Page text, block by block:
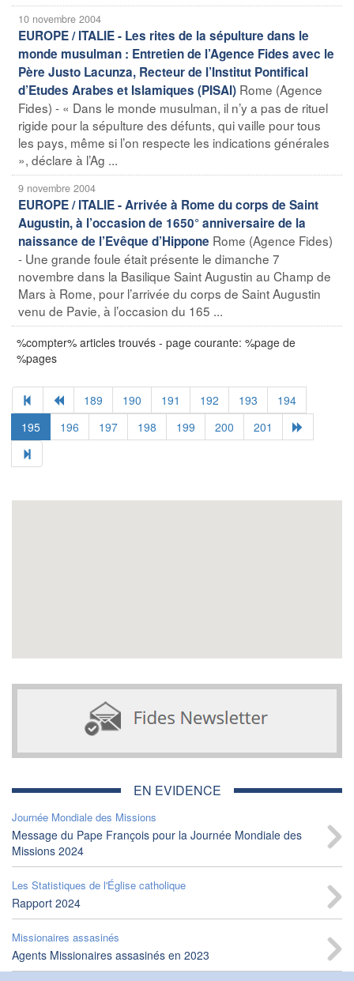
10 novembre 2004
EUROPE / ITALIE - Les rites de la sépulture dans le
monde musulman : Entretien de l’Agence Fides avec le
Père Justo Lacunza, Recteur de l’Institut Pontifical
d’Etudes Arabes et Islamiques (PISAI) Rome (Agence
Fides) - « Dans le monde musulman, il n’y a pas de rituel
rigide pour la sépulture des défunts, qui vaille pour tous
les pays, même si l’on respecte les indications générales
», déclare à l’Ag ...
9 novembre 2004
EUROPE / ITALIE - Arrivée à Rome du corps de Saint
Augustin, à l’occasion de 1650° anniversaire de la
naissance de l’Evêque d’Hippone Rome (Agence Fides)
- Une grande foule était présente le dimanche 7
novembre dans la Basilique Saint Augustin au Champ de
Mars à Rome, pour l’arrivée du corps de Saint Augustin
venu de Pavie, à l’occasion du 165 ...
%compter% articles trouvés - page courante: %page de
%pages
189 190 191 192 193
194
195
196 197 198 199 200 201
EN EVIDENCE
Journée Mondiale des Missions
Message du Pape François pour la Journée Mondiale des
Missions 2024
Les Statistiques de l'Église catholique
Rapport 2024
Missionaires assasinés
Agents Missionaires assasinés en 2023